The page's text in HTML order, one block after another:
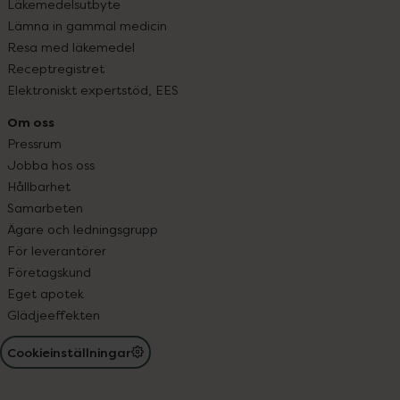
Läkemedelsutbyte
Lämna in gammal medicin
Resa med läkemedel
Receptregistret
Elektroniskt expertstöd, EES
Om oss
Pressrum
Jobba hos oss
Hållbarhet
Samarbeten
Ägare och ledningsgrupp
För leverantörer
Företagskund
Eget apotek
Glädjeeffekten
Cookieinställningar